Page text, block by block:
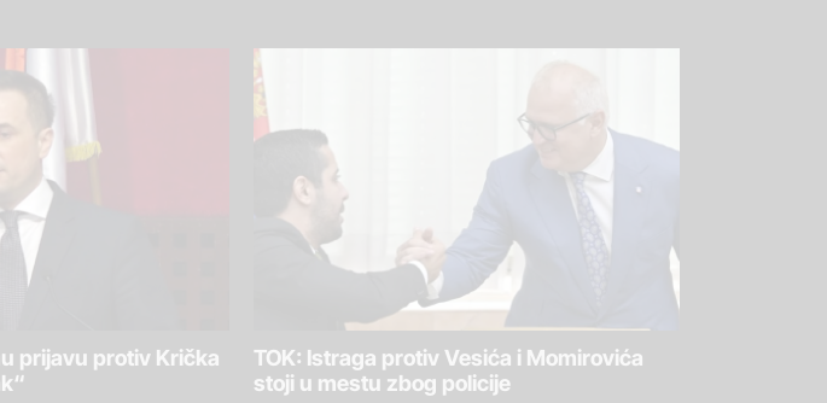
prijavu protiv Krička
TOK: Istraga protiv Vesića i Momirovića
stoji u mestu zbog policije